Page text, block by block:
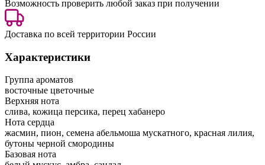
Возможность проверить любой заказ при получении
Доставка по всей территории России
Характеристики
Группа ароматов
восточные цветочные
Верхняя нота
слива, кожица персика, перец хабанеро
Нота сердца
жасмин, пион, семена абельмоша мускатного, красная лилия,
бутоны черной смородины
Базовая нота